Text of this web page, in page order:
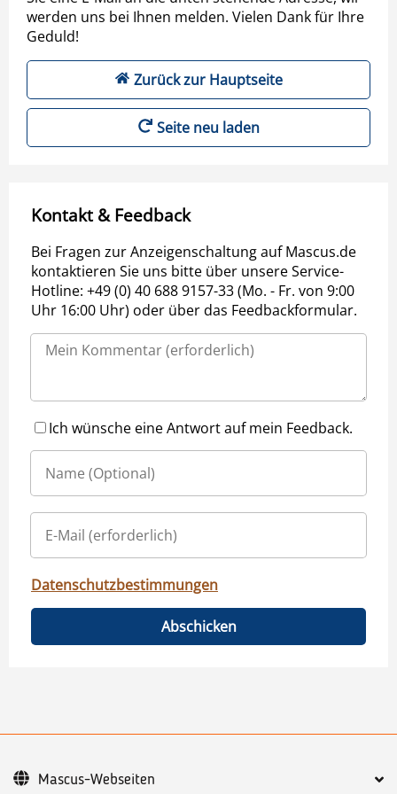
werden uns bei Ihnen melden. Vielen Dank für Ihre
Geduld!
Zurück zur Hauptseite
Seite neu laden
Kontakt & Feedback
Bei Fragen zur Anzeigenschaltung auf Mascus.de
kontaktieren Sie uns bitte über unsere Service-
Hotline: +49 (0) 40 688 9157-33 (Mo. - Fr. von 9:00
Uhr 16:00 Uhr) oder über das Feedbackformular.
Ich wünsche eine Antwort auf mein Feedback.
Datenschutzbestimmungen
Abschicken
Mascus-Webseiten